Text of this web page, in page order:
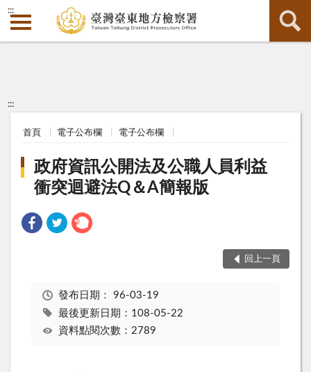
:::
:::
首頁 電子公布欄 電子公布欄
政府資訊公開法及公職人員利益
衝突迴避法Q＆A簡報版
回上一頁
發布日期： 96-03-19
最後更新日期：108-05-22
資料點閱次數：2789